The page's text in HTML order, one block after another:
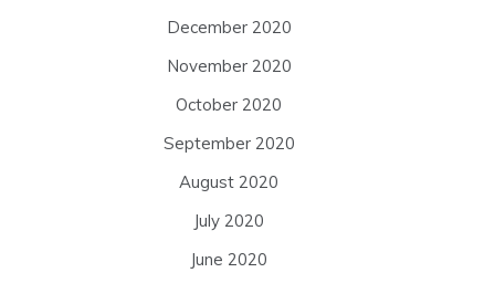
December 2020
November 2020
October 2020
September 2020
August 2020
July 2020
June 2020